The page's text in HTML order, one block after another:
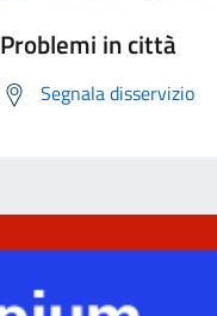
Problemi in città
Segnala disservizio